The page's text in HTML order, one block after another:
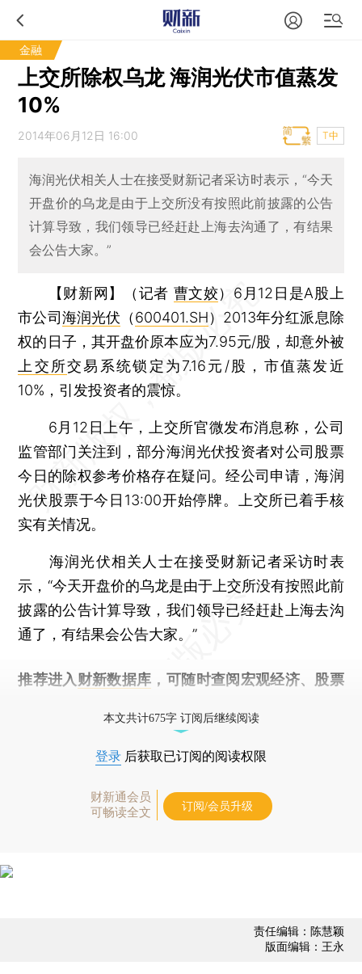
金融
上交所除权乌龙 海润光伏市值蒸发
10%
2014年06月12日 16:00 T中
海润光伏相关人士在接受财新记者采访时表示，“今天
开盘价的乌龙是由于上交所没有按照此前披露的公告
计算导致，我们领导已经赶赴上海去沟通了，有结果
会公告大家。”
【财新网】（记者 曹文姣） 6月12日是A股上
市公司海润光伏 （600401.SH）2013年分红派息除
权的日子，其开盘价原本应为7.95元/股，却意外被
上交所交易系统锁定为7.16元/股，市值蒸发近
10%，引发投资者的震惊。
6月12日上午，上交所官微发布消息称，公司
监管部门关注到，部分海润光伏投资者对公司股票
今日的除权参考价格存在疑问。经公司申请，海润
光伏股票于今日13:00开始停牌。上交所已着手核
实有关情况。
海润光伏相关人士在接受财新记者采访时表
示，“今天开盘价的乌龙是由于上交所没有按照此前
披露的公告计算导致，我们领导已经赶赴上海去沟
通了，有结果会公告大家。”
推荐进入 财新数据库 ，可随时查阅宏观经济、股票
本文共计675字 订阅后继续阅读
登录 后获取已订阅的阅读权限
财新通会员
可畅读全文
订阅/会员升级
责任编辑：陈慧颖
版面编辑：王永